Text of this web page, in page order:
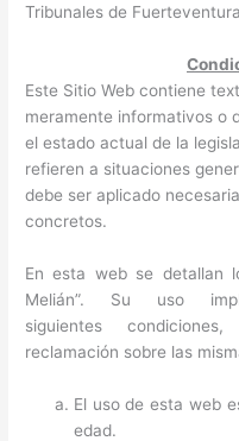
Tribunales de
Este Sitio Web contiene
meramente informativos o
el estado actual de la
refieren a situaciones
debe ser aplicado
concretos.
En esta web se detallan
Melián”. Su uso
siguientes
reclamación sobre las
El uso de esta web
edad.